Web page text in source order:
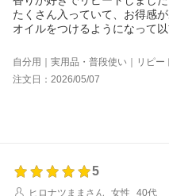
たくさん入っていて、お得感が
オイルをつけるようになって
自分用｜実用品・普段使い｜リピー
注文日：2026/05/07
5
ヒロナツままさん
女性 40代